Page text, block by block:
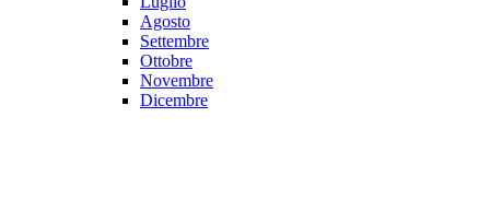
Agosto
Settembre
Ottobre
Novembre
Dicembre